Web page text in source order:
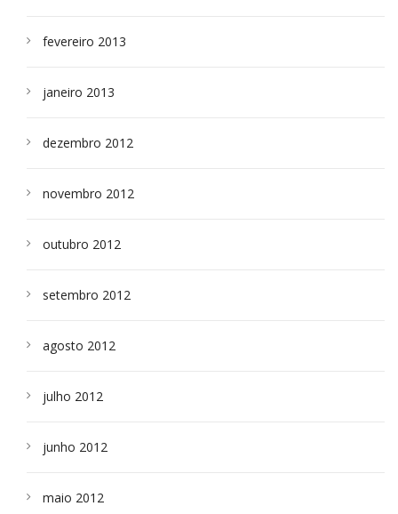
fevereiro 2013
janeiro 2013
dezembro 2012
novembro 2012
outubro 2012
setembro 2012
agosto 2012
julho 2012
junho 2012
maio 2012